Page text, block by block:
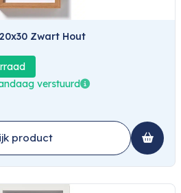
Zwart Hout
verstuurd
product